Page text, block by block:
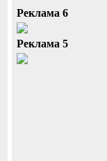
Реклама 6
Реклама 5